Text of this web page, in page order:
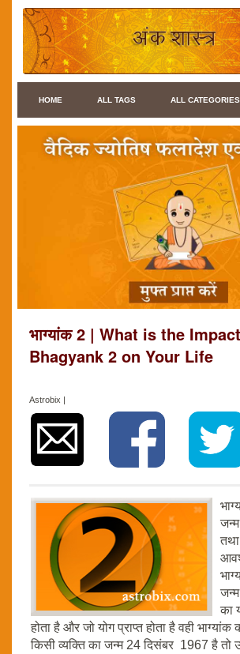
HOME ALL TAGS ALL CATEGORIES
भाग्यांक 2 | What is the
Bhagyank 2 on Your Life
Astrobix |
जन्म
का
होता है और जो योग प्राप्त होता है वही
किसी व्यक्ति का जन्म 24 दिसंबर 1967 है तो